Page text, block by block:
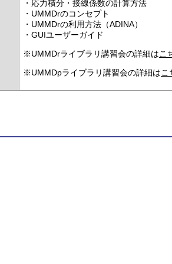
・応力積分・接線係数の計算方法
・UMMDrのコンセプト
・UMMDrの利用方法（ADINA）
・GUIユーザーガイド
※UMMDrライブラリ講習会の詳細はこ
※UMMDpライブラリ講習会の詳細はこ